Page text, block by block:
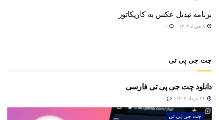
برنامه تبدیل عکس به کاریکاتور
چت جی پی تی
دانلود چت جی پی تی فارسی
چت جی پی تی